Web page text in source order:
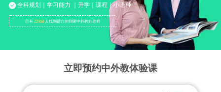
全科规划｜学习能力 ｜升学｜课程｜小语种
已有 22458 人找到适合的到家中外教好老师
立即预约中外教体验课